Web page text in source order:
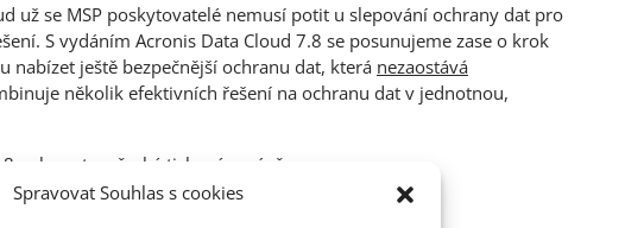
Spravovat Souhlas s cookies
už se MSP poskytovatelé nemusí potit u slepování ochrany dat pro
S vydáním Acronis Data Cloud 7.8 se posunujeme zase o krok
nabízet ještě bezpečnější ochranu dat, která nezaostává
několik efektivních řešení na ochranu dat v jednotnou,
naleznete v
české tiskové zprávě